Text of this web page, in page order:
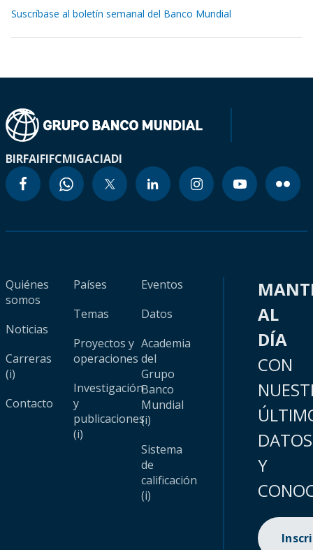
Suscríbase al boletín semanal del Banco Mundial
BIRFAIFIFCMIGACIADI
Quiénes
somos
Noticias
Carreras
(i)
Contacto
Países
Temas
Proyectos y
operaciones
Investigación
y
publicaciones
(i)
Eventos
Datos
Academia
del
Grupo
Banco
Mundial
(i)
Sistema
de
calificación
(i)
AL
DÍA
CON
DATOS
Y